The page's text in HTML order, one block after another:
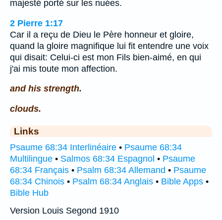
majesté porté sur les nuées.
2 Pierre 1:17
Car il a reçu de Dieu le Père honneur et gloire,
quand la gloire magnifique lui fit entendre une voix
qui disait: Celui-ci est mon Fils bien-aimé, en qui
j'ai mis toute mon affection.
and his strength.
clouds.
Links
Psaume 68:34 Interlinéaire • Psaume 68:34
Multilingue • Salmos 68:34 Espagnol • Psaume
68:34 Français • Psalm 68:34 Allemand • Psaume
68:34 Chinois • Psalm 68:34 Anglais • Bible Apps •
Bible Hub
Version Louis Segond 1910